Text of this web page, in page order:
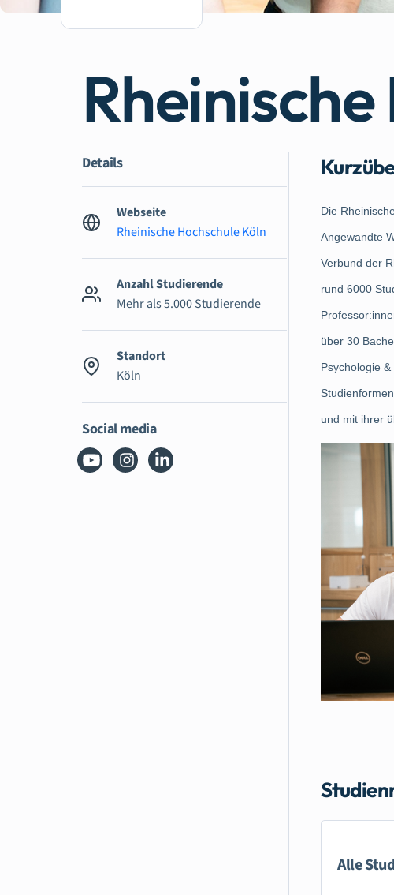
Details
Webseite
Rheinische Hochschule Köln
Anzahl Studierende
Mehr als 5.000 Studierende
Standort
Köln
Social media
Die
Angewandte
Verbund der
rund 6000
über 30
Psychologie
und mit ihrer
Alle